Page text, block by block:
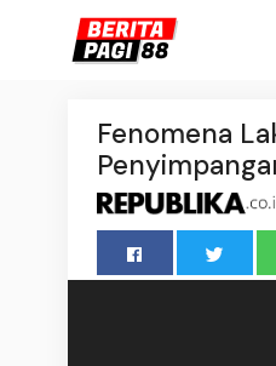
Fenomena